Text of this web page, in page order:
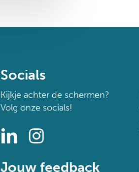
Socials
Kijkje achter de schermen?
Volg onze socials!
Jouw feedback